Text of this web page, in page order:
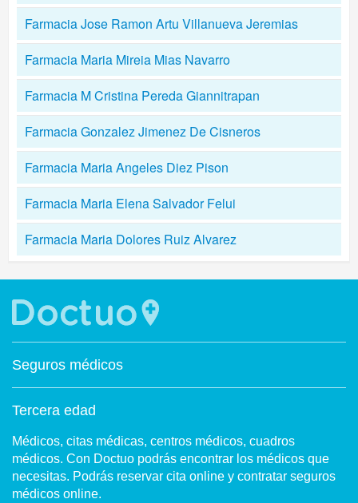
Farmacia Jose Ramon Artu Villanueva Jeremias
Farmacia Maria Mireia Mias Navarro
Farmacia M Cristina Pereda Giannitrapan
Farmacia Gonzalez Jimenez De Cisneros
Farmacia Maria Angeles Diez Pison
Farmacia Maria Elena Salvador Felui
Farmacia Maria Dolores Ruiz Alvarez
Seguros médicos
Tercera edad
Médicos, citas médicas, centros médicos, cuadros
médicos. Con Doctuo podrás encontrar los médicos que
necesitas. Podrás reservar cita online y contratar seguros
médicos online.